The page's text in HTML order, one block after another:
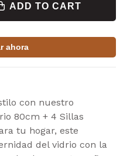
ADD TO CART
ahora
con nuestro
80cm + 4 Sillas
tu hogar, este
del vidrio con la